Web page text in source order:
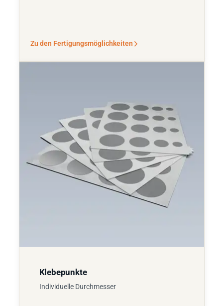
Zu den Fertigungsmöglichkeiten
Klebepunkte
Individuelle Durchmesser